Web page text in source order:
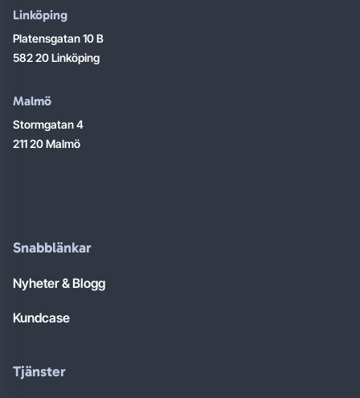
Linköping
Platensgatan 10 B
582 20 Linköping
Malmö
Stormgatan 4
211 20 Malmö
Snabblänkar
Nyheter & Blogg
Kundcase
Tjänster